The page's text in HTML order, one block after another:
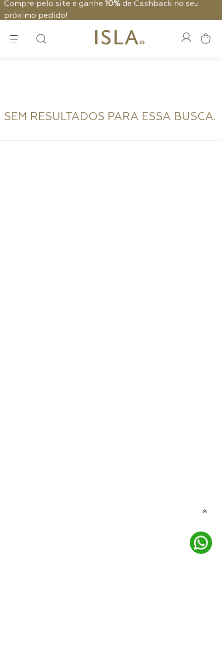
Compre pelo site e ganhe 10% de Cashback no seu
próximo pedido!
SEM RESULTADOS PARA ESSA BUSCA.